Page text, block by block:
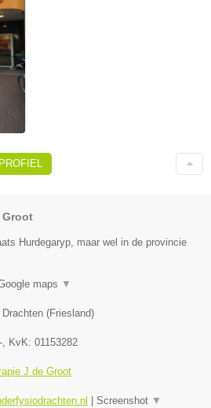
Hurdegaryp, maar wel in de provincie
maps ▼
Drachten (Friesland)
-, KvK: 01153282
J de Groot
Screenshot ▼